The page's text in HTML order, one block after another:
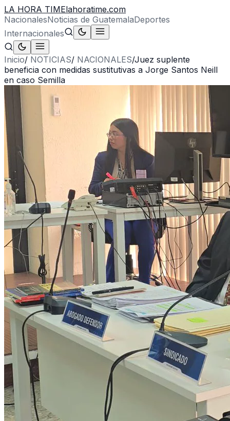
LA HORA TIMElahoratime.com
NacionalesNoticias de GuatemalaDeportes
Internacionales
Inicio/ NOTICIAS/ NACIONALES/Juez suplente
beneficia con medidas sustitutivas a Jorge Santos Neill
en caso Semilla